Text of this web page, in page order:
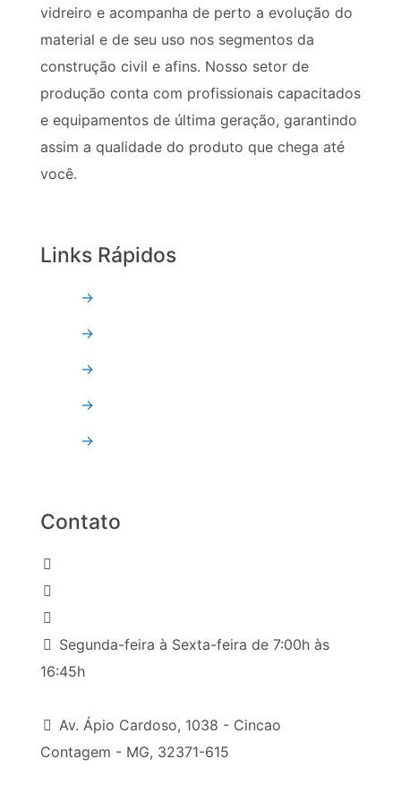
vidreiro e acompanha de perto a evolução do
material e de seu uso nos segmentos da
construção civil e afins. Nosso setor de
produção conta com profissionais capacitados
e equipamentos de última geração, garantindo
assim a qualidade do produto que chega até
você.
Links Rápidos
→
→
→
→
→
Contato
Segunda-feira à Sexta-feira de 7:00h às
16:45h
Av. Ápio Cardoso, 1038 - Cincao
Contagem - MG, 32371-615